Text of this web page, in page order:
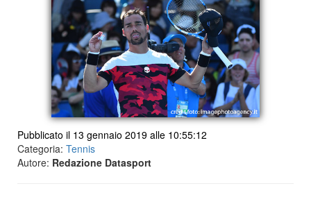
Pubblicato il 13 gennaio 2019 alle 10:55:12
Categoria: Tennis
Autore: Redazione Datasport